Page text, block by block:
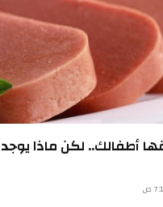
أطفالك.. لكن ماذا